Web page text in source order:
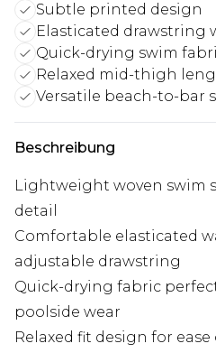
Subtle printed design
Elasticated drawstring
Quick-drying swim
Relaxed mid-thigh
Versatile beach-to-bar
Beschreibung
Lightweight woven swim
detail
Comfortable elasticated
adjustable drawstring
Quick-drying fabric
poolside wear
Relaxed fit design for